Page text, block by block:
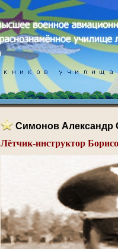
Симонов Александр
Лётчик-инструктор